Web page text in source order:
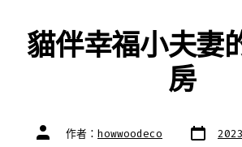
貓伴幸福小夫妻
房
文
章 作者： howwoodeco 發
表